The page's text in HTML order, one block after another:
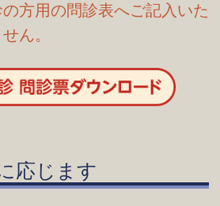
方用の問診表へご記入いた
ん。
応じます